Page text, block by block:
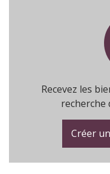
Recevez les
recherche
Créer